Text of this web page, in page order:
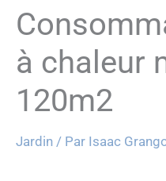
à chaleur
120m2
Jardin / Par Isaac